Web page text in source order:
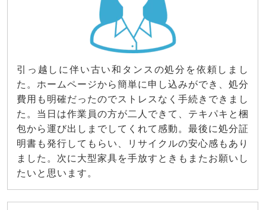
引っ越しに伴い古い和タンスの処分を依頼しまし
た。ホームページから簡単に申し込みができ、処分
費用も明確だったのでストレスなく手続きできまし
た。当日は作業員の方が二人できて、テキパキと梱
包から運び出しまでしてくれて感動。最後に処分証
明書も発行してもらい、リサイクルの安心感もあり
ました。次に大型家具を手放すときもまたお願いし
たいと思います。